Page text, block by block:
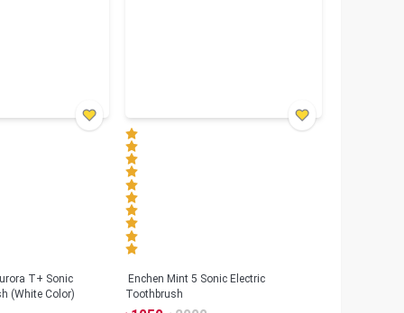
T+ Sonic
(White Color)
Enchen Mint 5 Sonic Electric
Toothbrush